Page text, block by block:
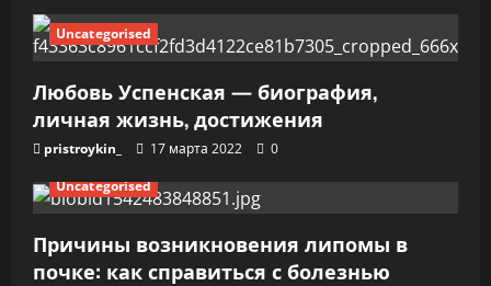
Uncategorised
Любовь Успенская — биография,
личная жизнь, достижения
pristroykin_ 17 марта 2022
0
Uncategorised
Причины возникновения липомы в
почке: как справиться с болезнью